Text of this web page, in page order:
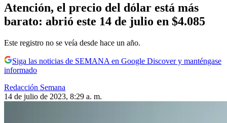
Atención, el precio del dólar está más
barato: abrió este 14 de julio en $4.085
Este registro no se veía desde hace un año.
Siga las noticias de SEMANA en Google Discover y manténgase
informado
Redacción Semana
14 de julio de 2023, 8:29 a. m.